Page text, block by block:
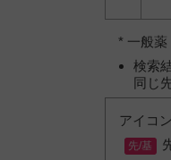
* 一般
検索
同じ
アイコ